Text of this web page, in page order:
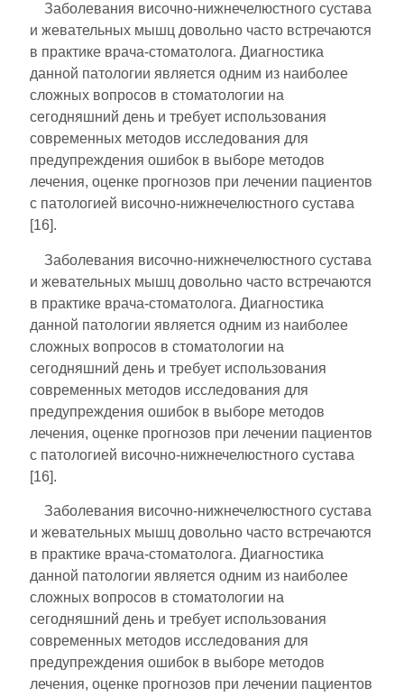
Заболевания височно-нижнечелюстного сустава
и жевательных мышц довольно часто встречаются
в практике врача-стоматолога. Диагностика
данной патологии является одним из наиболее
сложных вопросов в стоматологии на
сегодняшний день и требует использования
современных методов исследования для
предупреждения ошибок в выборе методов
лечения, оценке прогнозов при лечении пациентов
с патологией височно-нижнечелюстного сустава
[16].
Заболевания височно-нижнечелюстного сустава
и жевательных мышц довольно часто встречаются
в практике врача-стоматолога. Диагностика
данной патологии является одним из наиболее
сложных вопросов в стоматологии на
сегодняшний день и требует использования
современных методов исследования для
предупреждения ошибок в выборе методов
лечения, оценке прогнозов при лечении пациентов
с патологией височно-нижнечелюстного сустава
[16].
Заболевания височно-нижнечелюстного сустава
и жевательных мышц довольно часто встречаются
в практике врача-стоматолога. Диагностика
данной патологии является одним из наиболее
сложных вопросов в стоматологии на
сегодняшний день и требует использования
современных методов исследования для
предупреждения ошибок в выборе методов
лечения, оценке прогнозов при лечении пациентов